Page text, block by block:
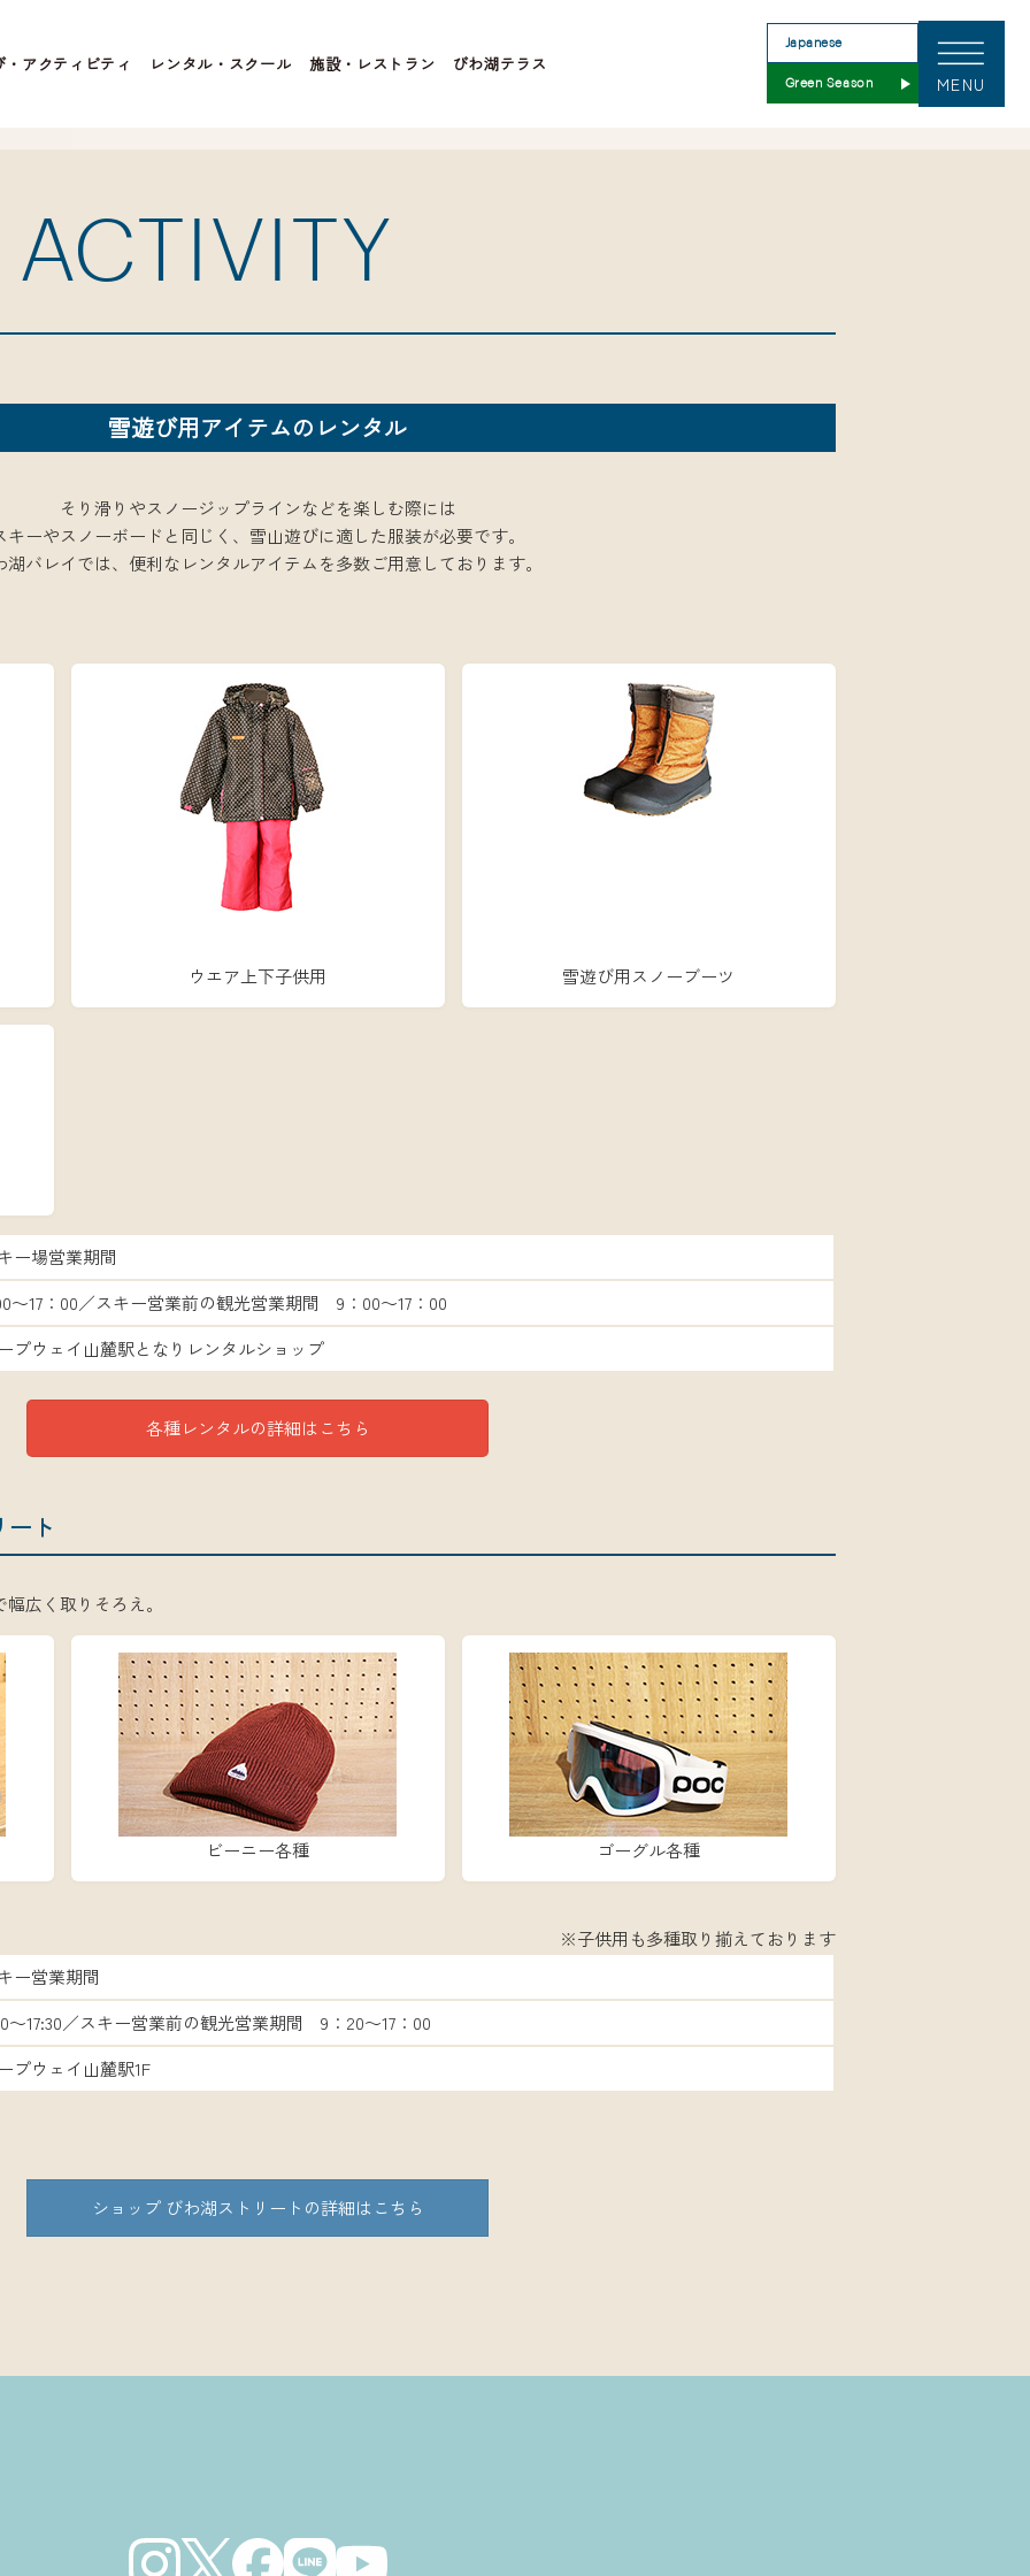
・アクティビティ レンタル・スクール 施設・レストラン びわ湖テラス
Green Season MENU
雪遊び用アイテムのレンタル
そり滑りやスノージップラインなどを楽しむ際には
キーやスノーボードと同じく、雪山遊びに適した服装が必要です。
湖バレイでは、便利なレンタルアイテムを多数ご用意しております。
ウエア上下子供用 雪遊び用スノーブーツ
ー場営業期間
～17：00／スキー営業前の観光営業期間 9：00～17：00
プウェイ山麓駅となりレンタルショップ
各種レンタルの詳細はこちら
ト
広く取りそろえ。
ビーニー各種 ゴーグル各種
※子供用も多種取り揃えております
ー営業期間
～17:30／スキー営業前の観光営業期間 9：20～17：00
プウェイ山麓駅1F
ショップ びわ湖ストリートの詳細はこちら